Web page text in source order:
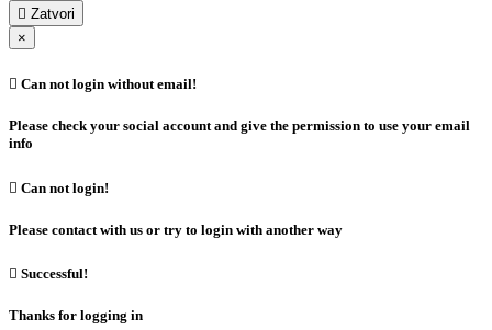
 Zatvori
×
 Can not login without email!
Please check your social account and give the permission to use your email
info
 Can not login!
Please contact with us or try to login with another way
 Successful!
Thanks for logging in